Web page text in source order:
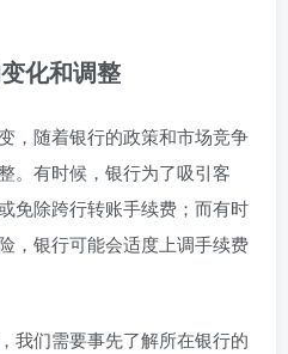
化和调整
，随着银行的政策和市场竞争
。有时候，银行为了吸引客
免除跨行转账手续费；而有时
，银行可能会适度上调手续费
我们需要事先了解所在银行的